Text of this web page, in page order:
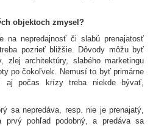
objektoch zmysel?
na nepredajnosť či slabú prenajatosť
pozrieť bližšie. Dôvody môžu byť
zlej architektúry, slabého marketingu
po čokoľvek. Nemusí to byť primárne
aj počas krízy treba niekde bývať,
sa nepredáva, resp. nie je prenajatý,
pohľad podobný, a predáva sa